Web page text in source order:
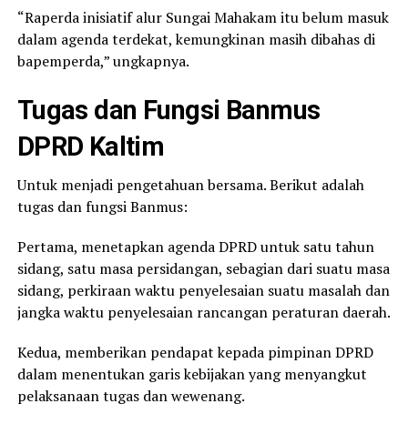
“Raperda inisiatif alur Sungai Mahakam itu belum masuk
dalam agenda terdekat, kemungkinan masih dibahas di
bapemperda,” ungkapnya.
Tugas dan Fungsi Banmus
DPRD Kaltim
Untuk menjadi pengetahuan bersama. Berikut adalah
tugas dan fungsi Banmus:
Pertama, menetapkan agenda DPRD untuk satu tahun
sidang, satu masa persidangan, sebagian dari suatu masa
sidang, perkiraan waktu penyelesaian suatu masalah dan
jangka waktu penyelesaian rancangan peraturan daerah.
Kedua, memberikan pendapat kepada pimpinan DPRD
dalam menentukan garis kebijakan yang menyangkut
pelaksanaan tugas dan wewenang.